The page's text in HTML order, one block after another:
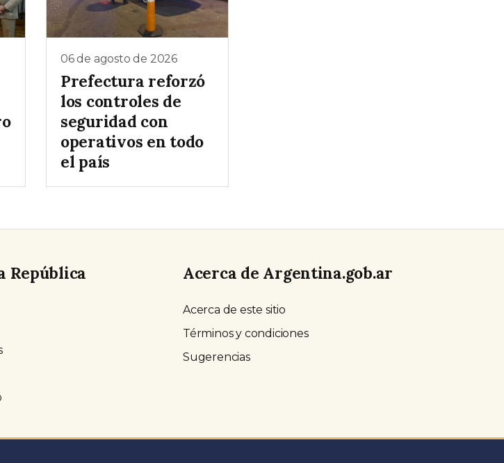
06 de agosto de 2026
Prefectura reforzó
los controles de
seguridad con
operativos en todo
el país
República
Acerca de Argentina.gob.ar
Acerca de este sitio
Términos y condiciones
Sugerencias